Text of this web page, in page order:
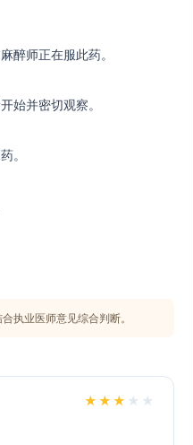
醉师正在服此药。
始并密切观察。
。
执业医师意见综合判断。
★ ★ ★ ★ ★